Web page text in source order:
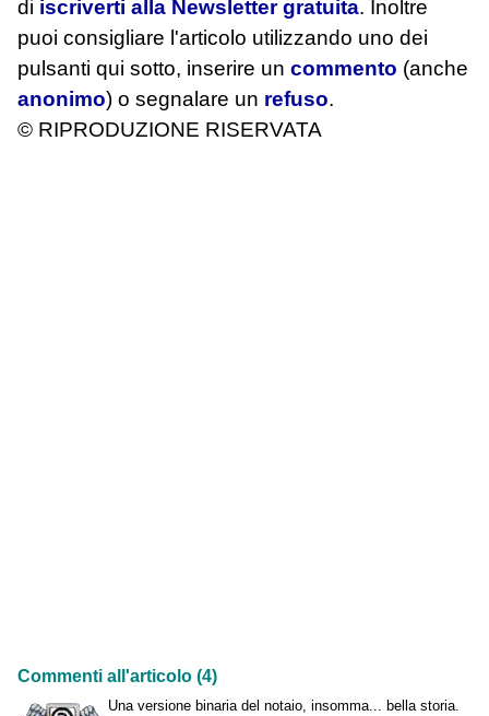
di iscriverti alla Newsletter gratuita. Inoltre
puoi consigliare l'articolo utilizzando uno dei
pulsanti qui sotto, inserire un commento (anche
anonimo) o segnalare un refuso.
© RIPRODUZIONE RISERVATA
Commenti all'articolo (4)
Una versione binaria del notaio, insomma... bella storia.